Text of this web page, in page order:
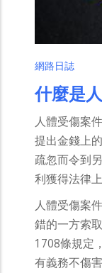
網路日誌
什麼是
人體受傷案
提出金錢上
疏忽而令到
利獲得法律
人體受傷案
錯的一方索
1708條規定
有義務不傷